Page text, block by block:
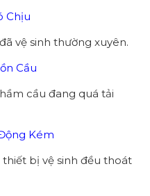
Chịu
vệ sinh thường xuyên.
Cầu
cầu đang quá tải
Kém
bị vệ sinh đều thoát